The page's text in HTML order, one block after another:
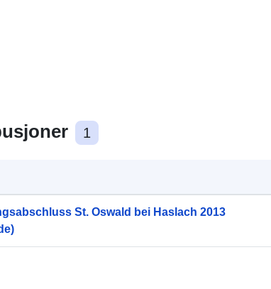
1
St. Oswald bei Haslach 2013